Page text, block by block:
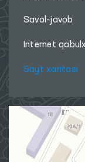
Savol-javob
Internet
Sayt xaritasi